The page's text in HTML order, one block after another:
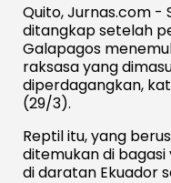
Quito, Jurnas.com -
ditangkap setelah
Galapagos
raksasa yang
diperdagangkan,
(29/3).
Reptil itu, yang
ditemukan di
di daratan Ekuador